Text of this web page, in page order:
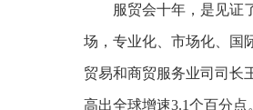
服贸会十年，是见证
场，专业化、市场化、国
贸易和商贸服务业司司长
高出全球增速3.1个百分